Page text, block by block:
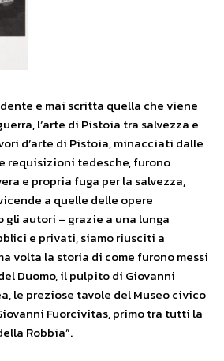
e mai scritta quella che viene
l’arte di Pistoia tra salvezza e
d’arte di Pistoia, minacciati dalle
requisizioni tedesche, furono
e propria fuga per la salvezza,
a quelle delle opere
autori – grazie a una lunga
e privati, siamo riusciti a
volta la storia di come furono messi
Duomo, il pulpito di Giovanni
le preziose tavole del Museo civico
Fuorcivitas, primo tra tutti la
Robbia”.